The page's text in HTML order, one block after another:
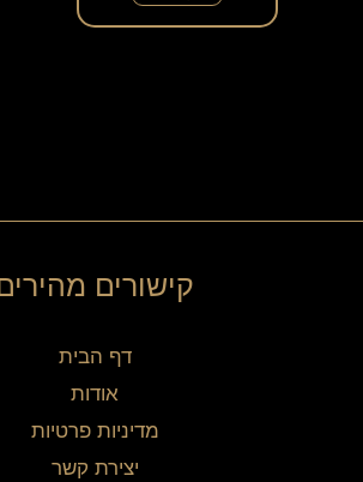
קישורים
דף הבית
אודות
מדיניות פרטיות
יצירת קשר